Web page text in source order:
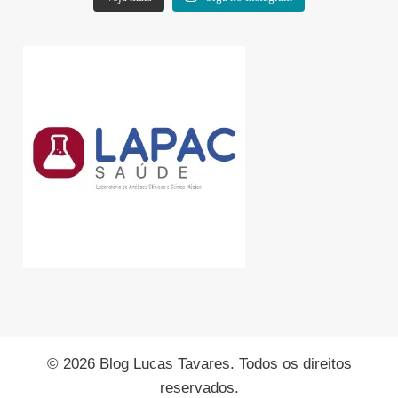
© 2026 Blog Lucas Tavares. Todos os direitos
reservados.